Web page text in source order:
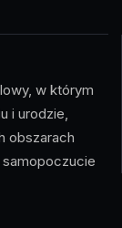
w którym
i urodzie,
obszarach